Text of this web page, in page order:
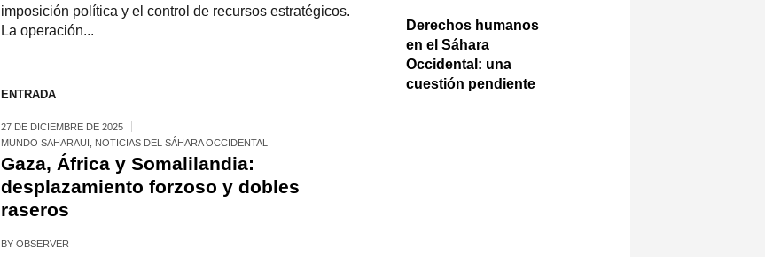
imposición política y el control de recursos estratégicos.
La operación...
ENTRADA
27 DE DICIEMBRE DE 2025
MUNDO SAHARAUI
NOTICIAS DEL SÁHARA OCCIDENTAL
Gaza, África y Somalilandia:
desplazamiento forzoso y dobles
raseros
BY OBSERVER
Derechos humanos
en el Sáhara
Occidental: una
cuestión pendiente